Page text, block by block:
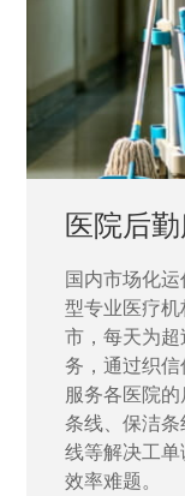
医院后
国内市场化
型专业医疗
市，每天为
务，通过织
服务各医院
条线、保洁
线等解决工
效率难题。